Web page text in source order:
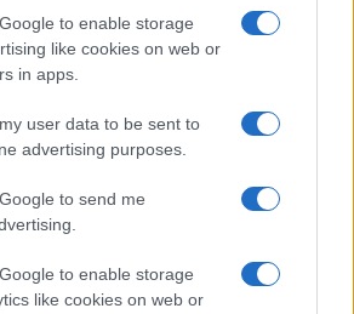
to enable storage
like cookies on web or
in apps.
user data to be sent to
advertising purposes.
to send me
to enable storage
like cookies on web or
finisce in tragedia: 14enne